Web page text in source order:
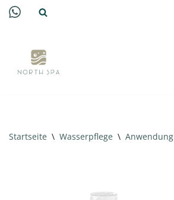
springen
Startseite \ Wasserpflege \ Anwendung